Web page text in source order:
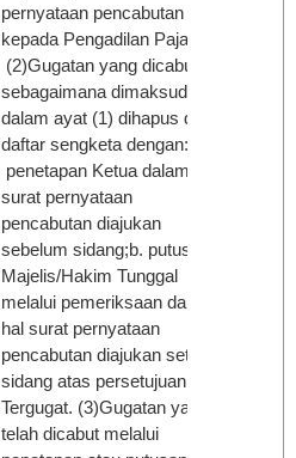
pernyataan pencabutan
kepada Pengadilan Pajak.
(2)Gugatan yang dicabut
sebagaimana dimaksud
dalam ayat (1) dihapus dari
daftar sengketa dengan: a.
penetapan Ketua dalam hal
surat pernyataan
pencabutan diajukan
sebelum sidang;b. putusan
Majelis/Hakim Tunggal
melalui pemeriksaan dalam
hal surat pernyataan
pencabutan diajukan setelah
sidang atas persetujuan
Tergugat. (3)Gugatan yang
telah dicabut melalui